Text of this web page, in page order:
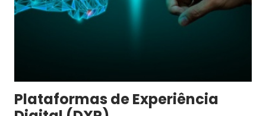
Plataformas de Experiência